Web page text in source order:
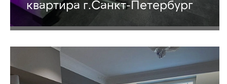
квартира г.Санкт-Петербург